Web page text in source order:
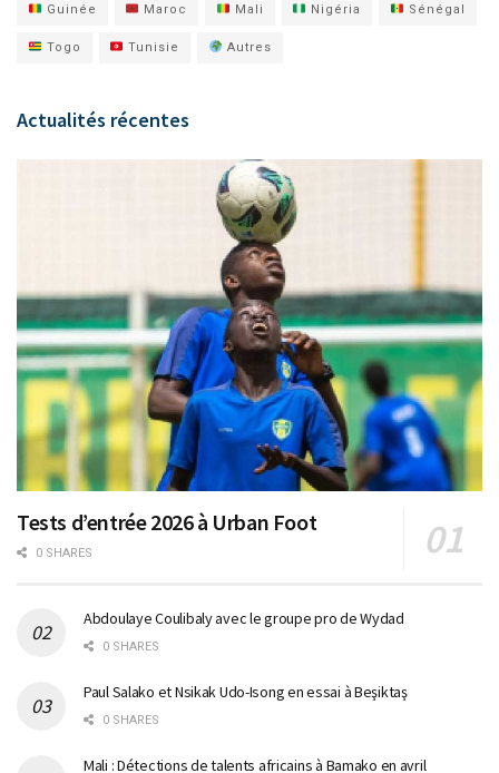
Guinée Maroc Mali Nigéria Sénégal
Togo Tunisie Autres
Actualités récentes
Tests d’entrée 2026 à Urban Foot
0 SHARES
Abdoulaye Coulibaly avec le groupe pro de Wydad
0 SHARES
Paul Salako et Nsikak Udo-Isong en essai à Beşiktaş
0 SHARES
Mali : Détections de talents africains à Bamako en avril